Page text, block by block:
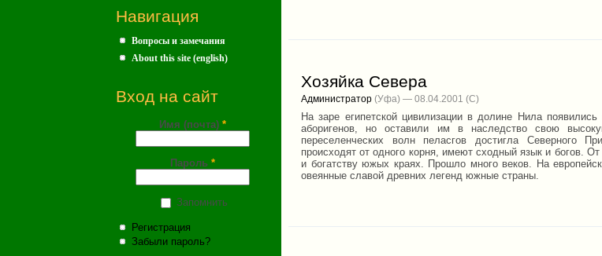
Навигация
Вопросы и замечания
About this site (english)
Вход на сайт
Имя (почта) *
Пароль *
Запомнить
Регистрация
Забыли пароль?
Хозяйка Севера
Администратор (Уфа) — 08.04.2001
На заре египетской цивилизации в долине Нила
аборигенов, но оставили им в наследство свою
переселенческих волн пеласгов достигла Северного
происходят от одного корня, имеют сходный язык и богов.
и богатству южых краях. Прошло много веков. На
овеянные славой древних легенд южные страны.